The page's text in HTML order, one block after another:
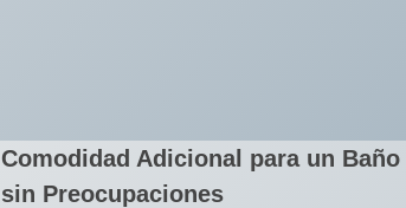
Comodidad Adicional para un Baño
sin Preocupaciones